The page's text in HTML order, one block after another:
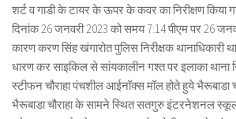
शर्ट व गाडी के टायर के ऊपर के कवर का निरीक्षण किया
दिनांक 26 जनवरी 2023 को समय 7:14 पीएम पर 26
कारण करण सिंह खंगारोत पुलिस निरीक्षक थानाधिकारी
धारण कर साइकिल से सांयकालीन गश्त पर इलाका
स्टीफन चौराहा पंचशील आईनॉक्स मॉल होते हुये भैरूबाडा
भैरूबाडा चौराहा के सामने स्थित सतगुरु इंटरनेशनल